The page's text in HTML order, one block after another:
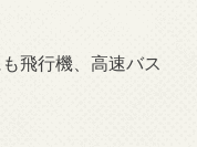
飛行機、高速バス